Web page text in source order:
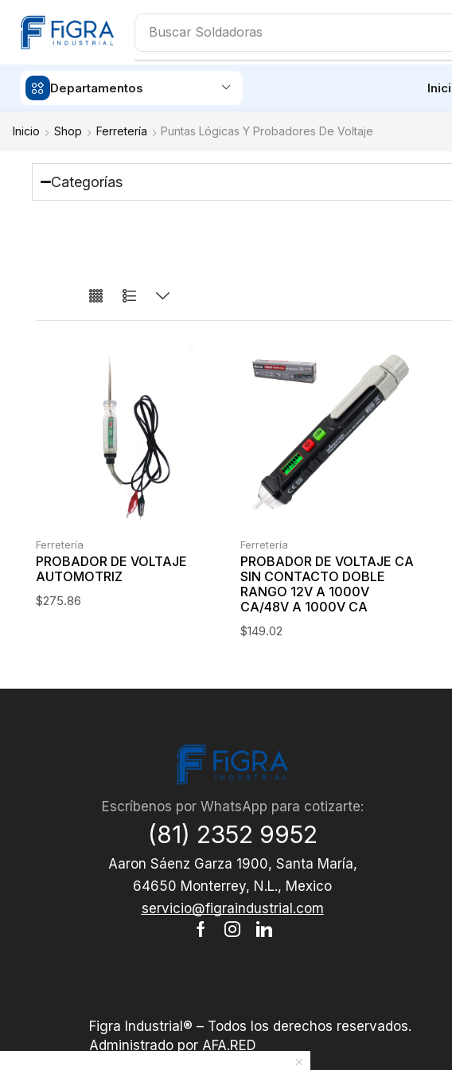
Buscar Soldadoras
Departamentos
Inicio Shop Ferretería Puntas Lógicas Y Probadores De Voltaje
Categorías
Ferretería
PROBADOR DE VOLTAJE
AUTOMOTRIZ
$275.86
Ferretería
PROBADOR DE VOLTAJE CA
SIN CONTACTO DOBLE
RANGO 12V A 1000V
CA/48V A 1000V CA
$149.02
Escríbenos por WhatsApp para cotizarte:
(81) 2352 9952
Aaron Sáenz Garza 1900, Santa María,
64650 Monterrey, N.L., Mexico
servicio@figraindustrial.com
Figra Industrial® – Todos los derechos reservados.
Administrado por AFA.RED